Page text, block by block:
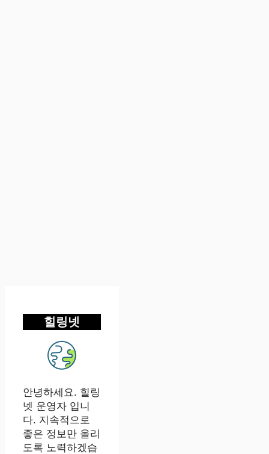
힐링넷
안녕하세요. 힐링
넷 운영자 입니
다. 지속적으로
좋은 정보만 올리
도록 노력하겠습